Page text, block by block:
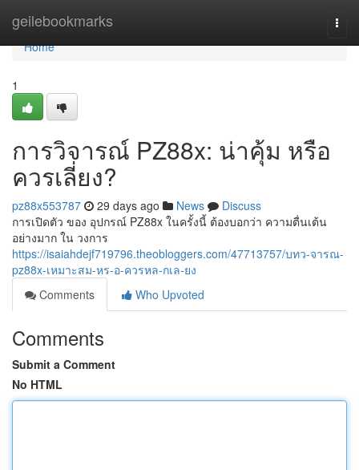
geilebookmarks
Home
Home
1
การวิจารณ์ PZ88x: น่าคุ้ม หรือ
ควรเลี่ยง?
pz88x553787 29 days ago News
Discuss
การเปิดตัว ของ อุปกรณ์ PZ88x ในครั้งนี้ ต้องบอกว่า ความตื่นเต้น
อย่างมาก ใน วงการ
https://isaiahdejf719796.theobloggers.com/47713757/บทว-จารณ-
pz88x-เหมาะสม-หร-อ-ควรหล-กเล-ยง
Comments
Who Upvoted
Comments
Submit a Comment
No HTML